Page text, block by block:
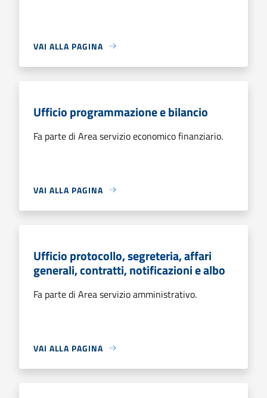
VAI ALLA PAGINA
Ufficio programmazione e bilancio
Fa parte di Area servizio economico finanziario.
VAI ALLA PAGINA
Ufficio protocollo, segreteria, affari
generali, contratti, notificazioni e albo
Fa parte di Area servizio amministrativo.
VAI ALLA PAGINA